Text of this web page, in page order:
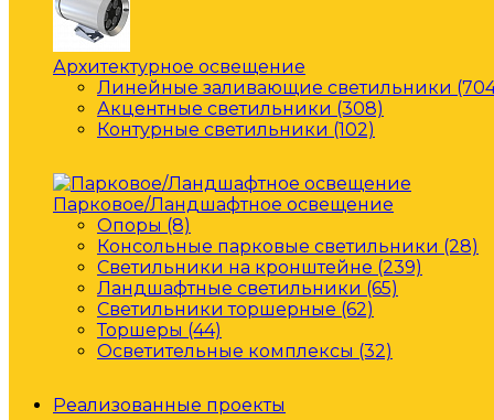
Архитектурное освещение
Линейные заливающие светильники
Акцентные светильники (308)
Контурные светильники (102)
Парковое/Ландшафтное освещение
Опоры (8)
Консольные парковые светильники (28)
Светильники на кронштейне (239)
Ландшафтные светильники (65)
Светильники торшерные (62)
Торшеры (44)
Осветительные комплексы (32)
Реализованные проекты